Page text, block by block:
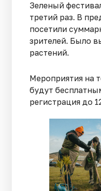
Зеленый
третий раз. В
посетили
зрителей. Было
растений.
Мероприятия на
будут
регистрация до